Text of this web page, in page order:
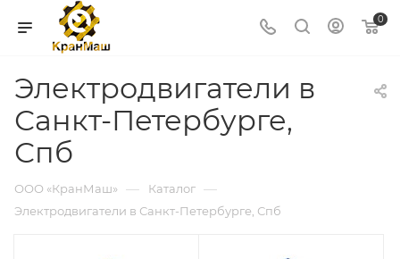
0
Электродвигатели в
Санкт-Петербурге,
Спб
ООО «КранМаш» — Каталог —
Электродвигатели в Санкт-Петербурге, Спб